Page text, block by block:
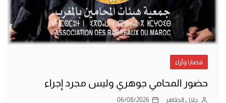
قضايا وآراء
حضور المحامي جوهري وليس مجرد إجراء
جلال الطاهر 06/08/2026